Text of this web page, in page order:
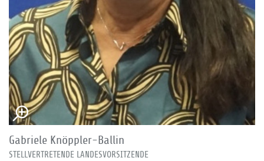
Gabriele Knöppler-Ballin
STELLVERTRETENDE LANDESVORSITZENDE